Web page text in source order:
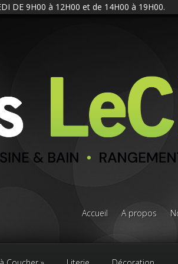
DE 9H00 à 12H00 et de 14H00 à 19H00.
Accueil A propos